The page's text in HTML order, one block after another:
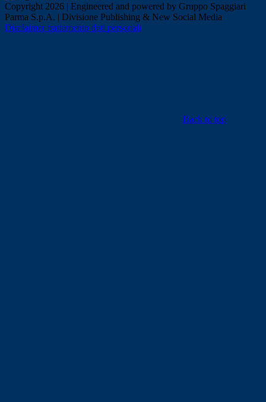
Copyright 2026 | Engineered and powered by Gruppo Spaggiari
Parma S.p.A. | Divisione Publishing & New Social Media
Disclaimer trattamento dati personali
Back to top